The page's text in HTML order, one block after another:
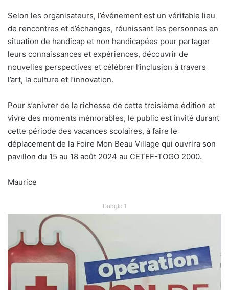
Selon les organisateurs, l’événement est un véritable lieu
de rencontres et d’échanges, réunissant les personnes en
situation de handicap et non handicapées pour partager
leurs connaissances et expériences, découvrir de
nouvelles perspectives et célébrer l’inclusion à travers
l’art, la culture et l’innovation.
Pour s’enivrer de la richesse de cette troisième édition et
vivre des moments mémorables, le public est invité durant
cette période des vacances scolaires, à faire le
déplacement de la Foire Mon Beau Village qui ouvrira son
pavillon du 15 au 18 août 2024 au CETEF-TOGO 2000.
Maurice
Google 1